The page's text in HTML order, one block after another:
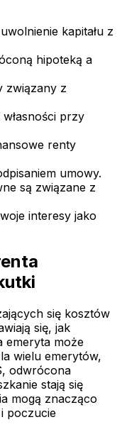
kapitału z
hipoteką a
związany z
przy
renty
umowy.
są związane z
interesy jako
się kosztów
się, jak
emeryta może
wielu emerytów,
odwrócona
stają się
mogą znacząco
poczucie